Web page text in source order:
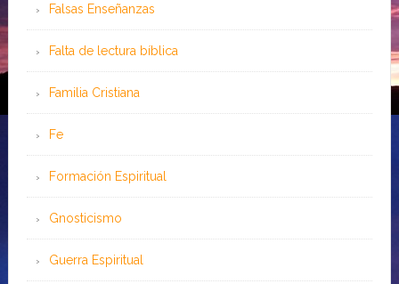
Falsas Enseñanzas
Falta de lectura bíblica
Familia Cristiana
Fe
Formación Espiritual
Gnosticismo
Guerra Espiritual